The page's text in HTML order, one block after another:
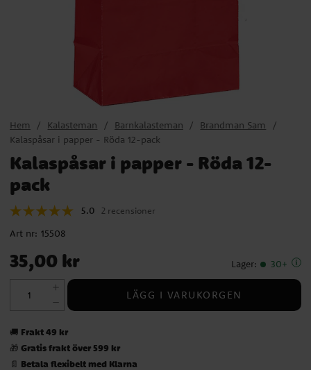
Hem Kalasteman Barnkalasteman
Brandman Sam
Kalaspåsar i papper - Röda 12-pack
Kalaspåsar i papper - Röda 12-
pack
5.0 2 recensioner
Art nr: 15508
Pris
35,00 kr
35,00 kr Lager: 30+
LÄGG I VARUKORGEN
🚚 Frakt 49 kr
🎁 Gratis frakt över 599 kr
📄 Betala flexibelt med Klarna